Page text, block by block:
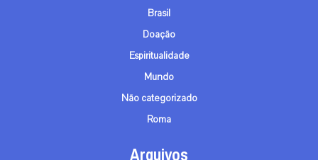
Brasil
Doação
Espiritualidade
Mundo
Não categorizado
Roma